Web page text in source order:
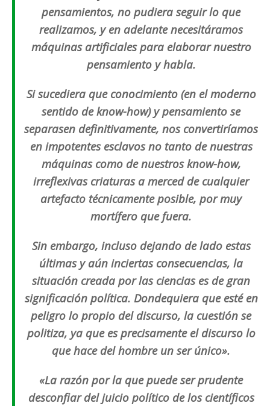
pensamientos, no pudiera seguir lo que
realizamos, y en adelante necesitáramos
máquinas artificiales para elaborar nuestro
pensamiento y habla.
Si sucediera que conocimiento (en el moderno
sentido de know-how) y pensamiento se
separasen definitivamente, nos convertiríamos
en impotentes esclavos no tanto de nuestras
máquinas como de nuestros know-how,
irreflexivas criaturas a merced de cualquier
artefacto técnicamente posible, por muy
mortífero que fuera.
Sin embargo, incluso dejando de lado estas
últimas y aún inciertas consecuencias, la
situación creada por las ciencias es de gran
significación política. Dondequiera que esté en
peligro lo propio del discurso, la cuestión se
politiza, ya que es precisamente el discurso lo
que hace del hombre un ser único».
«La razón por la que puede ser prudente
desconfiar del juicio político de los científicos